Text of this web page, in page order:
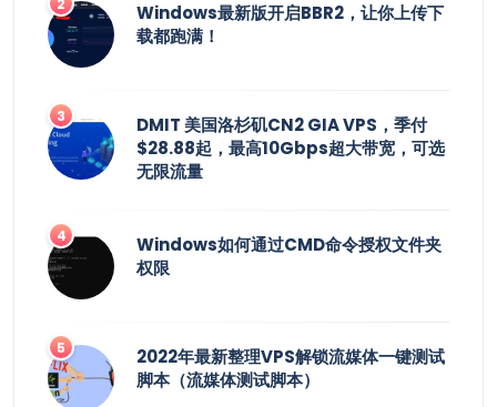
Windows最新版开启BBR2，让你上传下
载都跑满！
DMIT 美国洛杉矶CN2 GIA VPS，季付
$28.88起，最高10Gbps超大带宽，可选
无限流量
Windows如何通过CMD命令授权文件夹
权限
2022年最新整理VPS解锁流媒体一键测试
脚本（流媒体测试脚本）